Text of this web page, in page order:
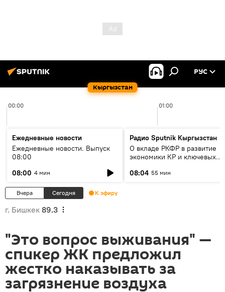
Кыргызстан
РУС
00:00 01:00
Ежедневные новости
Ежедневные новости. Выпуск
08:00
08:00 4 мин
Радио Sputnik Кыргызстан
О вкладе РКФР в развитие
экономики КР и ключевых
08:04 55 мин
Вчера Сегодня К эфиру
г. Бишкек 89.3
"Это вопрос выживания" —
спикер ЖК предложил
жестко наказывать за
загрязнение воздуха